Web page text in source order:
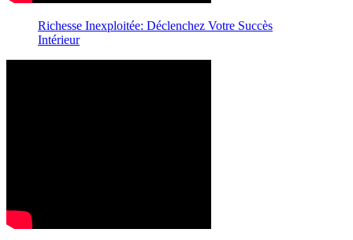
Richesse Inexploitée: Déclenchez Votre Succès
Intérieur